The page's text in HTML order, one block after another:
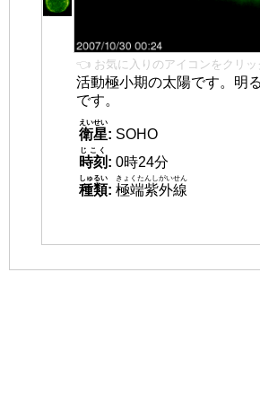
👈 お気に入りのアイコンをクリッ
活動極小期の太陽です。明
です。
衛星
えいせい
: SOHO
時刻
じこく
: 0時24分
種類
しゅるい
: 極端紫外線
きょくたんしがいせん